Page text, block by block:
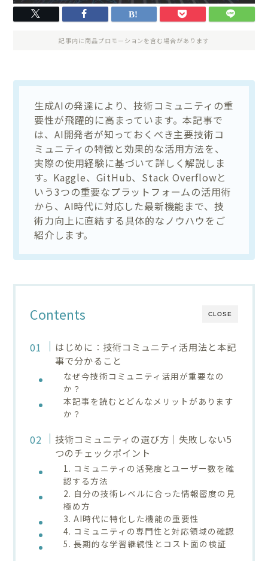
記事内に商品プロモーションを含む場合があります
生成AIの発達により、技術コミュニティの重
要性が飛躍的に高まっています。本記事で
は、AI開発者が知っておくべき主要技術コ
ミュニティの特徴と効果的な活用方法を、
実際の使用経験に基づいて詳しく解説しま
す。Kaggle、GitHub、Stack Overflowと
いう3つの重要なプラットフォームの活用術
から、AI時代に対応した最新機能まで、技
術力向上に直結する具体的なノウハウをご
紹介します。
CLOSE
Contents
はじめに：技術コミュニティ活用法と本記
事で分かること
なぜ今技術コミュニティ活用が重要なの
か？
本記事を読むとどんなメリットがあります
か？
技術コミュニティの選び方｜失敗しない5
つのチェックポイント
1. コミュニティの活発度とユーザー数を確
認する方法
2. 自分の技術レベルに合った情報密度の見
極め方
3. AI時代に特化した機能の重要性
4. コミュニティの専門性と対応領域の確認
5. 長期的な学習継続性とコスト面の検証